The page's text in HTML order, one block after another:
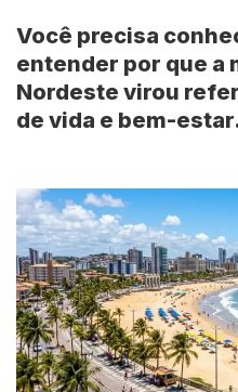
Você precisa
entender por que a
Nordeste virou
de vida e bem-